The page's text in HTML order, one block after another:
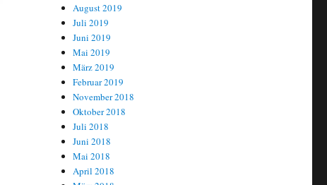
August 2019
Juli 2019
Juni 2019
Mai 2019
März 2019
Februar 2019
November 2018
Oktober 2018
Juli 2018
Juni 2018
Mai 2018
April 2018